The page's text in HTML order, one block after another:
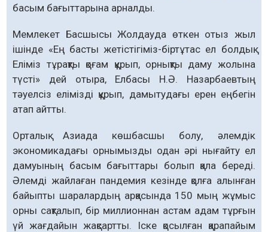
басым бағыттарына арналды.
Мемлекет Басшысы Жолдауда өткен отыз жыл
ішінде «Ең басты жетістігіміз-біртұтас ел болдық.
Еліміз тұрақты қоғам құрып, орнықты даму жолына
түсті» дей отыра, Елбасы Н.Ә. Назарбаевтың
тәуелсіз елімізді құрып, дамытудағы ерен еңбегін
атап айтты.
Орталық Азиада көшбасшы болу, әлемдік
экономикадағы орнымызды одан әрі нығайту ел
дамуының басым бағыттары болып қала береді.
Әлемді жайлаған пандемия кезінде қолға алынған
байыпты шаралардың арқасында 150 мың жұмыс
орны сақталып, бір миллионнан астам адам тұрғын
үй жағдайын жақсартты. Іске қосылған қарапайым